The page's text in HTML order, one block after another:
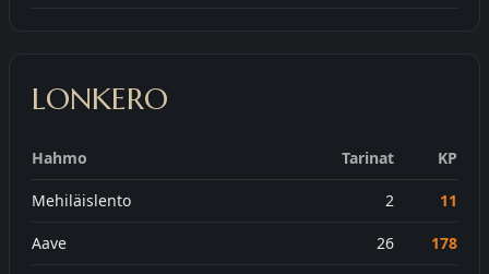
LONKERO
Hahmo Tarinat KP
Mehiläislento 2 11
Aave 26 178